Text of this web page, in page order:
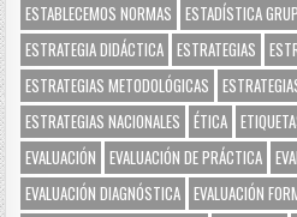
ESTABLECEMOS NORMAS
ESTADÍSTICA
ESTRATEGIA DIDÁCTICA ESTRATEGIAS
ESTRATEGIAS METODOLÓGICAS
ESTRATEGIAS NACIONALES
ÉTICA
EVALUACIÓN
EVALUACIÓN DE PRÁCTICA
EVALUACIÓN DIAGNÓSTICA EVALUACIÓN